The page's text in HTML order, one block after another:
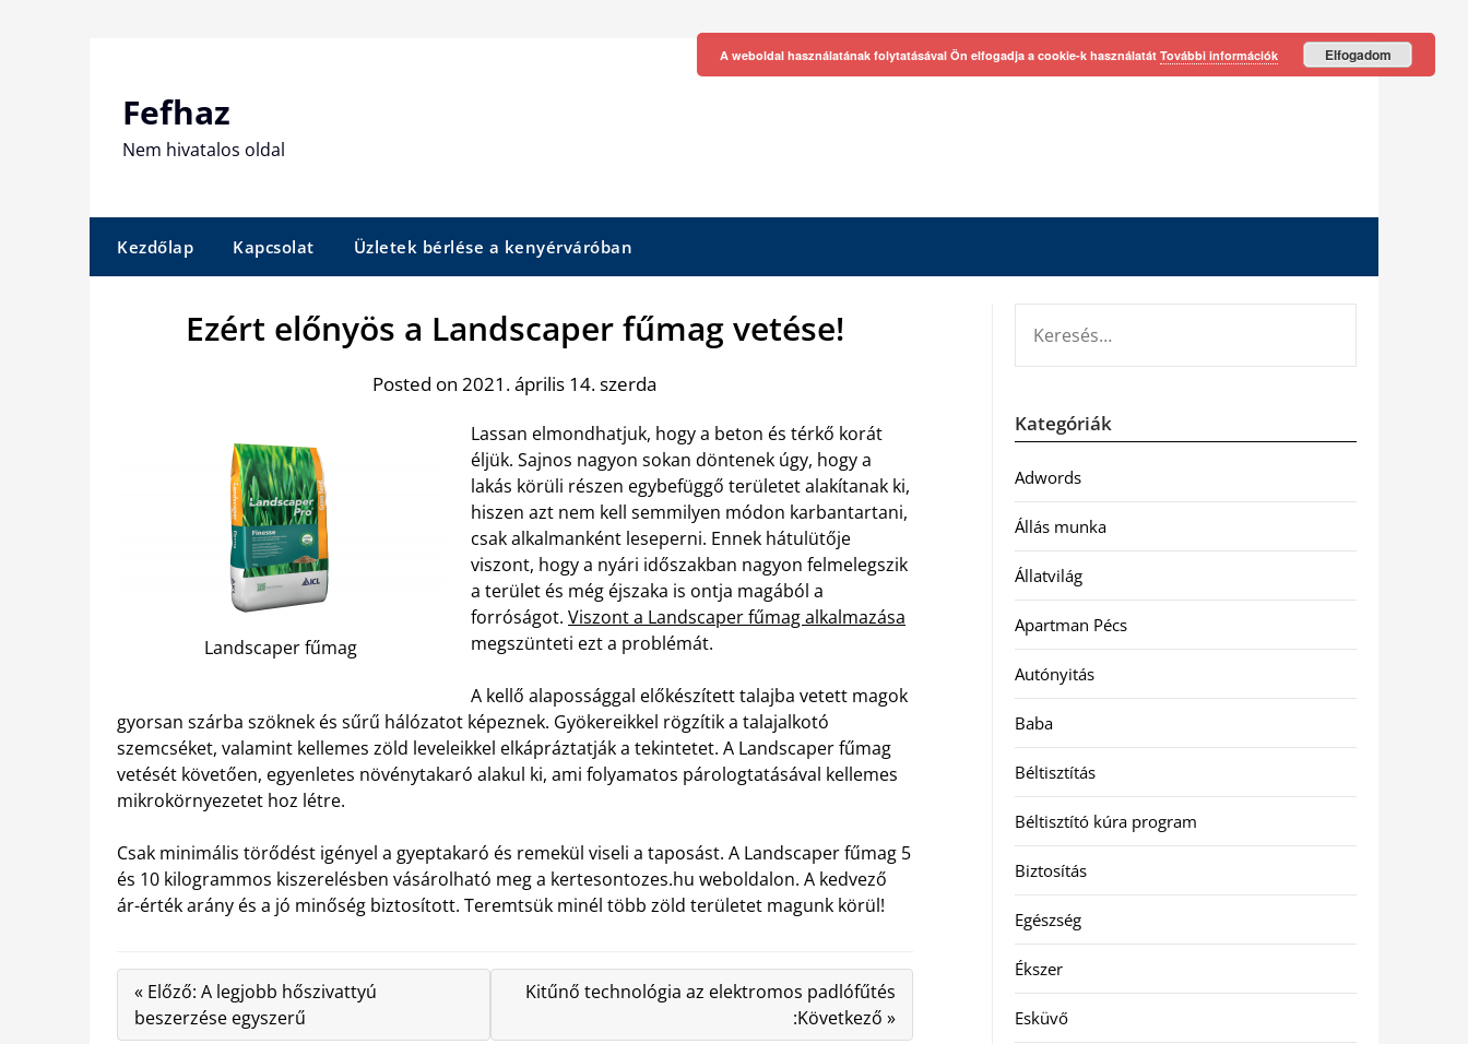
Fefhaz
Nem hivatalos oldal
Kezdőlap Kapcsolat Üzletek bérlése a kenyérváróban
Ezért előnyös a Landscaper fűmag vetése!
Posted on 2021. április 14. szerda
Landscaper fűmag
Lassan elmondhatjuk, hogy a beton és térkő korát
éljük. Sajnos nagyon sokan döntenek úgy, hogy a
lakás körüli részen egybefüggő területet alakítanak ki,
hiszen azt nem kell semmilyen módon karbantartani,
csak alkalmanként leseperni. Ennek hátulütője
viszont, hogy a nyári időszakban nagyon felmelegszik
a terület és még éjszaka is ontja magából a
forróságot. Viszont a Landscaper fűmag alkalmazása
megszünteti ezt a problémát.
A kellő alapossággal előkészített talajba vetett magok
gyorsan szárba szöknek és sűrű hálózatot képeznek. Gyökereikkel rögzítik a talajalkotó
szemcséket, valamint kellemes zöld leveleikkel elkápráztatják a tekintetet. A Landscaper fűmag
vetését követően, egyenletes növénytakaró alakul ki, ami folyamatos párologtatásával kellemes
mikrokörnyezetet hoz létre.
Csak minimális törődést igényel a gyeptakaró és remekül viseli a taposást. A Landscaper fűmag 5
és 10 kilogrammos kiszerelésben vásárolható meg a kertesontozes.hu weboldalon. A kedvező
ár-érték arány és a jó minőség biztosított. Teremtsük minél több zöld területet magunk körül!
« Előző: A legjobb hőszivattyú
beszerzése egyszerű
Kitűnő technológia az elektromos padlófűtés
:Következő »
Kategóriák
Adwords
Állás munka
Állatvilág
Apartman Pécs
Autónyitás
Baba
Béltisztítás
Béltisztító kúra program
Biztosítás
Egészség
Ékszer
Esküvő
A weboldal használatának folytatásával Ön elfogadja a cookie-k használatát További információk Elfogadom